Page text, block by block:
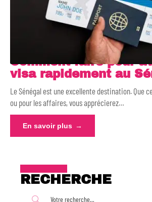
Comment faire pour
visa rapidement au
Le Sénégal est une excellente destination. Que
ou pour les affaires, vous apprécierez…
En savoir plus
RECHERCHE